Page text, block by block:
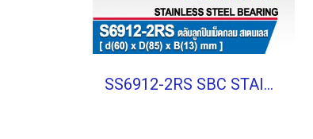
SS6912-2RS SBC STAINLESS BALL BEARING Shield Type